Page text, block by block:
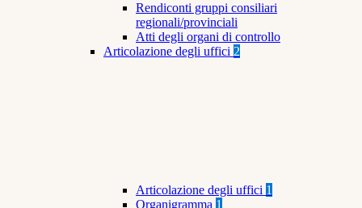
Rendiconti gruppi consiliari
regionali/provinciali
Atti degli organi di controllo
Articolazione degli uffici 2
Articolazione degli uffici 1
Organigramma 1